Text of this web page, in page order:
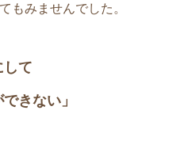
もみませんでした。
して
きない」